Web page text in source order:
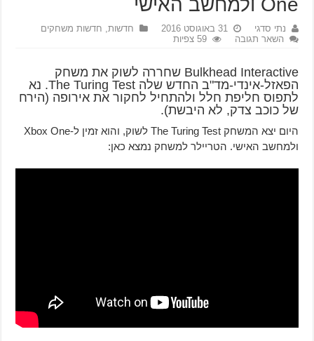
One ולמחשב האישי
נתי סדגי 31 באוגוסט 2016 חדשות, חדשות משחקים
השאר תגובה
59 צפיות
Bulkhead Interactive שחררה לשוק את משחק
הפאזל-אינדי-מד"ב החדש שלה The Turing Test. נא
לתפוס חליפת חלל ולהתחיל לחקור את אירופה (הירח
של כוכב צדק, לא היבשת).
היום יצא המשחק The Turing Test לשוק, והוא זמין ל-Xbox One
ולמחשב האישי. הטריילר למשחק נמצא כאן: